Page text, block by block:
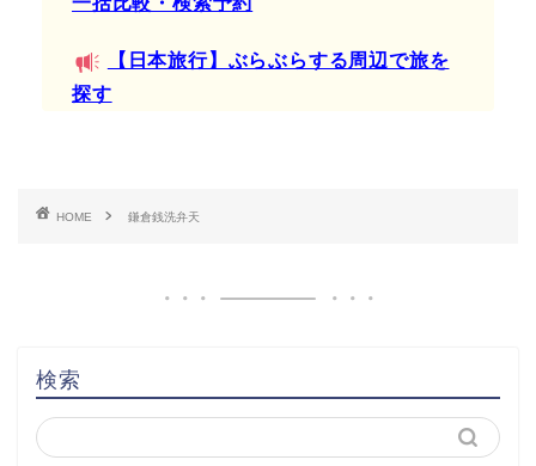
【日本旅行】ぶらぶらする周辺で旅を
探す
HOME 鎌倉銭洗弁天
検索